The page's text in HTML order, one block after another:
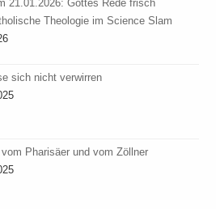
21.01.2026: Gottes Rede frisch
Theologie im Science Slam
sich nicht verwirren
Pharisäer und vom Zöllner